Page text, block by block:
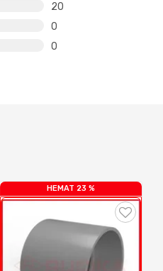
20
0
0
HEMAT 23 %